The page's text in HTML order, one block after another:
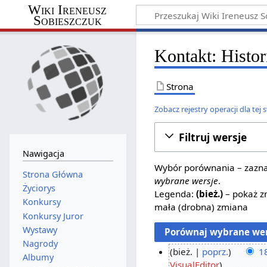
Wiki Ireneusz
Sobieszczuk
Kontakt:
Strona
Zobacz rejestry operacji dla tej
Filtruj wersje
Wybór porównania –
wybrane wersje.
Legenda:(bież.) – pokaż
mała (drobna) zmiana
bież. poprz.
N
Nawigacja
Strona Główna
Życiorys
Konkursy
Konkursy Juror
Wystawy
Nagrody
Albumy